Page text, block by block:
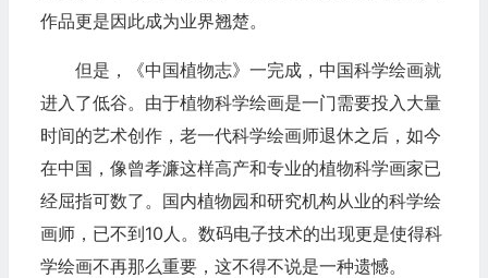
作品更是因此成为业界翘楚。
但是，《中国植物志》一完成，中国科学绘画就
进入了低谷。由于植物科学绘画是一门需要投入大量
时间的艺术创作，老一代科学绘画师退休之后，如今
在中国，像曾孝濂这样高产和专业的植物科学画家已
经屈指可数了。国内植物园和研究机构从业的科学绘
画师，已不到10人。数码电子技术的出现更是使得科
学绘画不再那么重要，这不得不说是一种遗憾。